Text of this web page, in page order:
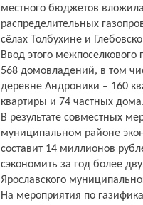
местного бюджетов
распределительных
сёлах Толбухине и
Ввод этого
568 домовладений, в том
деревне Андроники – 160
квартиры и 74 частных дома.
В результате совместных
муниципальном районе
составит 14 миллионов
сэкономить за год более
Ярославского
На мероприятия по